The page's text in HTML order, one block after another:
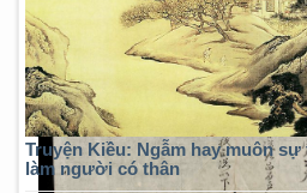
Truyện Kiều: Ngẫm hay muôn
làm người có thân